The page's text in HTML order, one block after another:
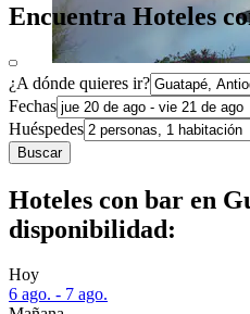
Encuentra Hoteles
¿A dónde quieres ir?
Fechas
Huéspedes
Buscar
Hoteles con bar en
disponibilidad:
Hoy
6 ago. - 7 ago.